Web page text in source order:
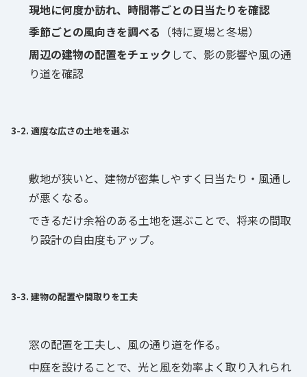
現地に何度か訪れ、時間帯ごとの日当たりを確認
季節ごとの風向きを調べる （特に夏場と冬場）
周辺の建物の配置をチェックして、影の影響や風の通
り道を確認
3-2. 適度な広さの土地を選ぶ
敷地が狭いと、建物が密集しやすく日当たり・風通し
が悪くなる。
できるだけ余裕のある土地を選ぶことで、将来の間取
り設計の自由度もアップ。
3-3. 建物の配置や間取りを工夫
窓の配置を工夫し、風の通り道を作る。
中庭を設けることで、光と風を効率よく取り入れられ